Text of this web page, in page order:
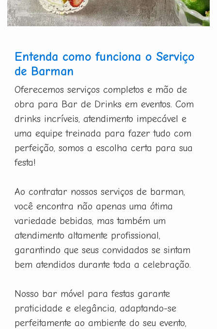
Entenda como funciona o Serviço
de Barman
Oferecemos serviços completos e mão de
obra para Bar de Drinks em eventos. Com
drinks incríveis, atendimento impecável e
uma equipe treinada para fazer tudo com
perfeição, somos a escolha certa para sua
festa!
Ao contratar nossos serviços de barman,
você encontra não apenas uma ótima
variedade bebidas, mas também um
atendimento altamente profissional,
garantindo que seus convidados se sintam
bem atendidos durante toda a celebração.
Nosso bar móvel para festas garante
praticidade e elegância, adaptando-se
perfeitamente ao ambiente do seu evento,